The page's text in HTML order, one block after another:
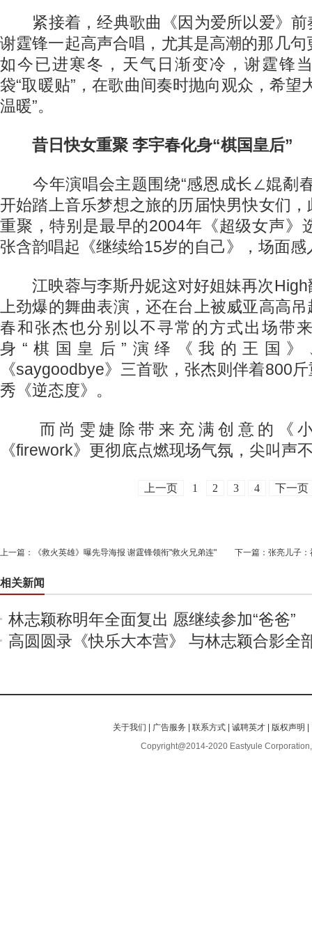
紧接着，经典歌曲《因为爱所以爱》前
谢霆锋一起高声合唱，尤其是高潮的那几
如今已进寒冬，天气日渐变冷，谢霆锋
袋“取暖贴”，在歌曲间奏时抛向观众，希望
温暖”。
昔日快女重聚 李宇春化身“棋国皇后”
今年演唱会主题围绕“感恩成长∠婫劀春
开始踏上音乐梦想之旅的历届快男快女们
重聚，特别是最早的2004年《超级女声》
张含韵唱起《继续给15岁的自己》，场面感
江映蓉与李斯丹妮这对好姐妹再次High
上劲爆的舞曲表演，还在台上被威亚高高
春和张杰也分别以不寻常的方式出场带
身“棋国皇后”演绎《我的王国》
《saygoodbye》三首歌，张杰则伴着800
秀《逆态度》。
而尚雯婕除带来充满创意的《小
《firework》更彻底点燃现场气氛，尖叫声
上一页 1 2 3 4 下一页
上一篇： 《救火英雄》曝先导海报 谢霆锋领衔"救火兄弟连" 下一篇： 张亮儿子
相关新闻
林志颖称明年全面复出 愿继续参加“爸爸”
高圆圆录《快乐大本营》 与林志颖合影全
关于我们 广告服务 |联系方式 |诚聘英才 版权声明
Copyright@2014-2020 Eastyule